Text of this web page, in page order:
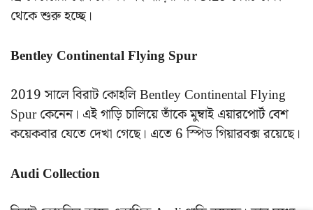
থেকে শুরু হচ্ছে।
Bentley Continental Flying Spur
2019 সালে বিরাট কোহলি Bentley Continental Flying
Spur কেনেন। এই গাড়ি চালিয়ে তাঁকে মুম্বাই এয়ারপোর্ট বেশ
কয়েকবার যেতে দেখা গেছে। এতে 6 স্পিড গিয়ারবক্স রয়েছে।
Audi Collection